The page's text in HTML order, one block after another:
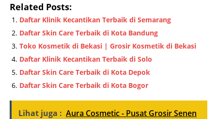
Related Posts:
Daftar Klinik Kecantikan Terbaik di Semarang
Daftar Skin Care Terbaik di Kota Bandung
Toko Kosmetik di Bekasi | Grosir Kosmetik di Bekasi
Daftar Klinik Kecantikan Terbaik di Solo
Daftar Skin Care Terbaik di Kota Depok
Daftar Skin Care Terbaik di Kota Bogor
Lihat juga : Aura Cosmetic - Pusat Grosir Senen